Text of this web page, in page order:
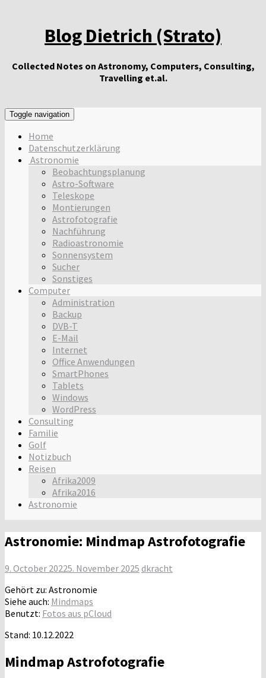
Blog Dietrich (Strato)
Collected Notes on Astronomy, Computers, Consulting,
Travelling et.al.
Toggle navigation
Home
Datenschutzerklärung
Astronomie
Beobachtungsplanung
Astro-Software
Teleskope
Montierungen
Astrofotografie
Nachführung
Radioastronomie
Sonnensystem
Sucher
Sonstiges
Computer
Administration
Backup
DVB-T
E-Mail
Internet
Office Anwendungen
SmartPhones
Tablets
Windows
WordPress
Consulting
Familie
Golf
Notizbuch
Reisen
Afrika2009
Afrika2016
Astronomie
Astronomie: Mindmap Astrofotografie
9. October 20225. November 2025 dkracht
Gehört zu: Astronomie
Siehe auch: Mindmaps
Benutzt: Fotos aus pCloud
Stand: 10.12.2022
Mindmap Astrofotografie